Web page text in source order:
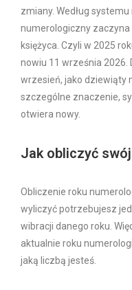
zmiany. Według
numerologiczny
księżyca. Czyli w 2025
nowiu 11 września 2026.
wrzesień, jako dziewiąty
szczególne znaczenie,
otwiera nowy.
Jak obliczyć
Obliczenie roku
wyliczyć potrzebujesz
wibracji danego roku.
aktualnie roku
jaką liczbą jesteś.